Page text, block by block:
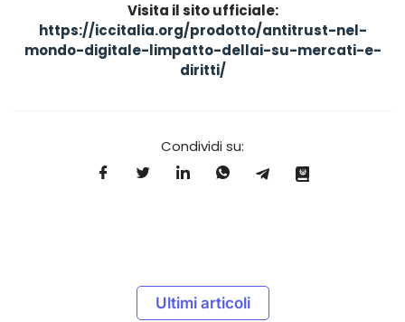
Visita il sito ufficiale:
https://iccitalia.org/prodotto/antitrust-nel-
mondo-digitale-limpatto-dellai-su-mercati-e-
diritti/
Condividi su:
Ultimi articoli